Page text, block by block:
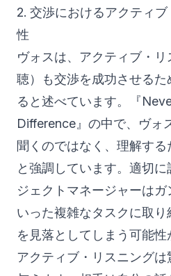
2. 交渉におけるアクティ
性
ヴォスは、アクティブ・
聴）も交渉を成功させる
ると述べています。『
Difference』の中で、ヴォ
聞くのではなく、理解す
と強調しています。適切
ジェクトマネージャーは
いった複雑なタスクに取
を見落としてしまう可能性
アクティブ・リスニング